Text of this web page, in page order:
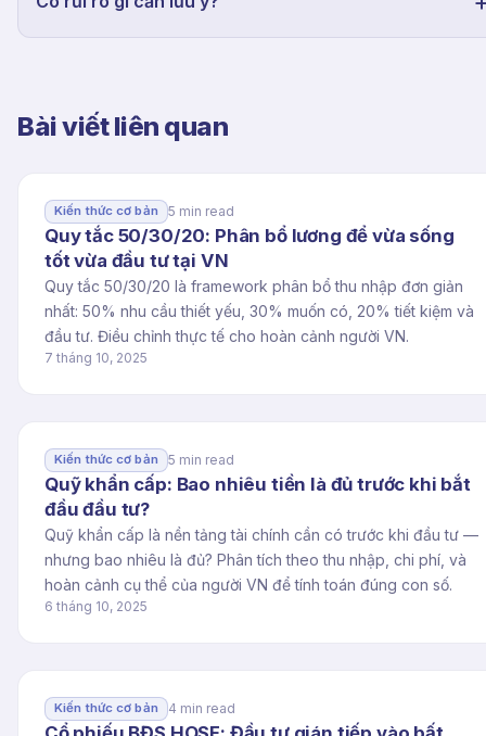
Bài viết liên quan
Kiến thức cơ bản 5 min read
Quy tắc 50/30/20: Phân bổ lương để vừa sống
tốt vừa đầu tư tại VN
Quy tắc 50/30/20 là framework phân bổ thu nhập đơn giản
nhất: 50% nhu cầu thiết yếu, 30% muốn có, 20% tiết kiệm và
đầu tư. Điều chỉnh thực tế cho hoàn cảnh người VN.
7 tháng 10, 2025
Kiến thức cơ bản 5 min read
Quỹ khẩn cấp: Bao nhiêu tiền là đủ trước khi bắt
đầu đầu tư?
Quỹ khẩn cấp là nền tảng tài chính cần có trước khi đầu tư —
nhưng bao nhiêu là đủ? Phân tích theo thu nhập, chi phí, và
hoàn cảnh cụ thể của người VN để tính toán đúng con số.
6 tháng 10, 2025
Kiến thức cơ bản 4 min read